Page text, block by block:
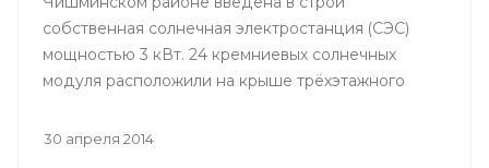
собственная солнечная электростанция (СЭС)
мощностью 3 кВт. 24 кремниевых солнечных
модуля расположили на крыше трёхэтажного
30 апреля 2014